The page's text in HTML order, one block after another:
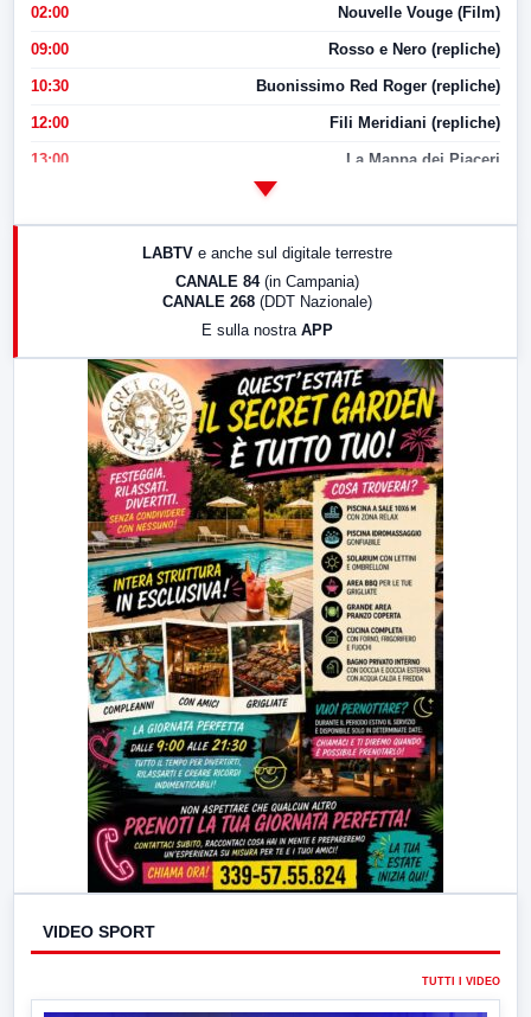
02:00 Nouvelle Vouge (Film)
09:00 Rosso e Nero (repliche)
10:30 Buonissimo Red Roger (repliche)
12:00 Fili Meridiani (repliche)
13:00 La Mappa dei Piaceri
17:00 LabNews (replica)
LabNews (replica)
LABTV e anche sul digitale terrestre
CANALE 84 (in Campania)
CANALE 268 (DDT Nazionale)
E sulla nostra APP
VIDEO SPORT
TUTTI I VIDEO